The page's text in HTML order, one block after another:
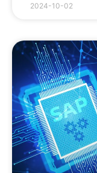
2024-10-02